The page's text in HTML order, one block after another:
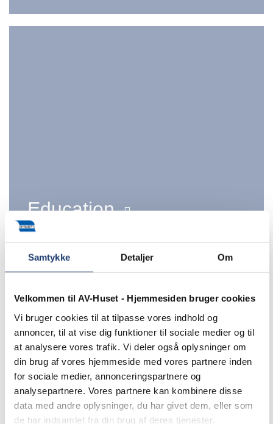
Samtykke Detaljer Om
Velkommen til AV-Huset - Hjemmesiden bruger cookies
Vi bruger cookies til at tilpasse vores indhold og
annoncer, til at vise dig funktioner til sociale medier og til
at analysere vores trafik. Vi deler også oplysninger om
din brug af vores hjemmeside med vores partnere inden
for sociale medier, annonceringspartnere og
analysepartnere. Vores partnere kan kombinere disse
data med andre oplysninger, du har givet dem, eller som
de har indsamlet fra din brug af deres tjenester.
Education